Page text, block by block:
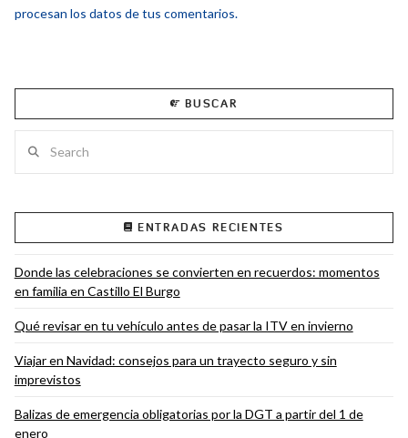
procesan los datos de tus comentarios.
BUSCAR
ENTRADAS RECIENTES
Donde las celebraciones se convierten en recuerdos: momentos
en familia en Castillo El Burgo
Qué revisar en tu vehículo antes de pasar la ITV en invierno
Viajar en Navidad: consejos para un trayecto seguro y sin
imprevistos
Balizas de emergencia obligatorias por la DGT a partir del 1 de
enero